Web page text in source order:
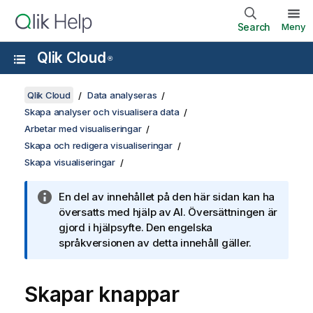
Search Meny
Qlik Cloud ®
Qlik Cloud
Data analyseras
Skapa analyser och visualisera data
Arbetar med visualiseringar
Skapa och redigera visualiseringar
Skapa visualiseringar
En del av innehållet på den här sidan kan ha
översatts med hjälp av AI. Översättningen är
gjord i hjälpsyfte. Den engelska
språkversionen av detta innehåll gäller.
Skapar knappar